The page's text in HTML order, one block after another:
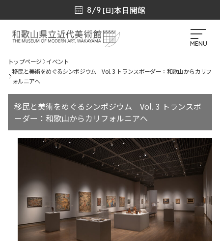
8/9 [日]本日開館
MENU
トップページ
イベント
移民と美術をめぐるシンポジウム Vol. 3 トランスボーダー：和歌山からカリフ
ォルニアへ
移民と美術をめぐるシンポジウム Vol. 3 トランスボ
ーダー：和歌山からカリフォルニアへ